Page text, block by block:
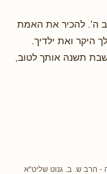
ה'. להכיר את האמת
היקר ואת ילדיך.
תשנה אותך לטוב,
- הרב ש. ב. גנוט שליט"א